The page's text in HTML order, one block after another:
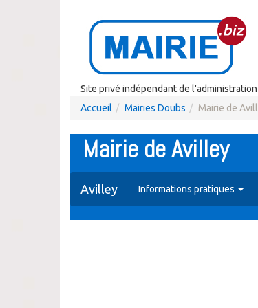
Site privé indépendant de l'administration
Accueil
Mairies Doubs Mairie de
Mairie de Avilley
Avilley Informations pratiques